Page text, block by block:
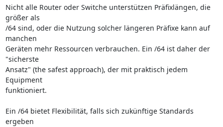
Nicht alle Router oder Switche unterstützen Präfixlängen, die
größer als
/64 sind, oder die Nutzung solcher längeren Präfixe kann auf
manchen
Geräten mehr Ressourcen verbrauchen. Ein /64 ist daher der
"sicherste
Ansatz" (the safest approach), der mit praktisch jedem
Equipment
funktioniert.
Ein /64 bietet Flexibilität, falls sich zukünftige Standards
ergeben